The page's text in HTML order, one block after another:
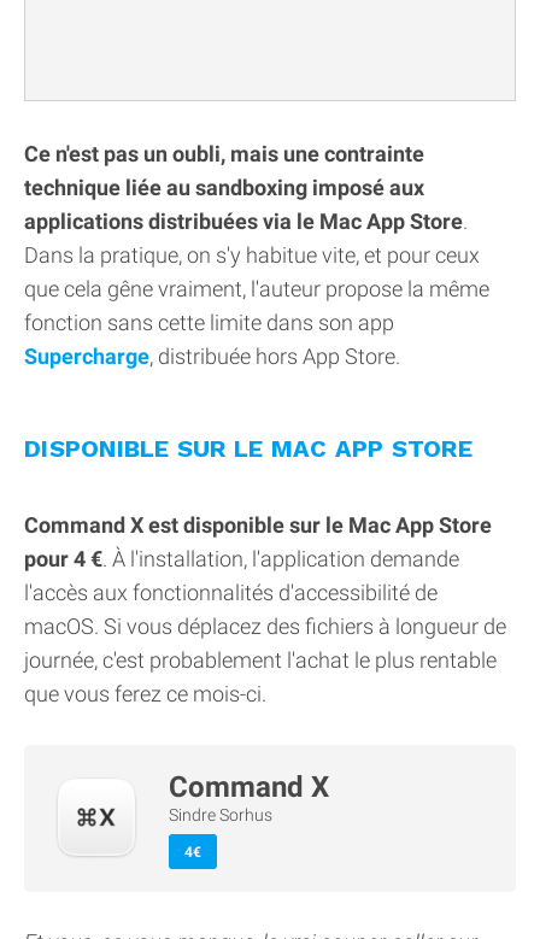
Ce n'est pas un oubli, mais une contrainte
technique liée au sandboxing imposé aux
applications distribuées via le Mac App Store.
Dans la pratique, on s'y habitue vite, et pour ceux
que cela gêne vraiment, l'auteur propose la même
fonction sans cette limite dans son app
Supercharge, distribuée hors App Store.
DISPONIBLE SUR LE MAC APP STORE
Command X est disponible sur le Mac App Store
pour 4 €. À l'installation, l'application demande
l'accès aux fonctionnalités d'accessibilité de
macOS. Si vous déplacez des fichiers à longueur de
journée, c'est probablement l'achat le plus rentable
que vous ferez ce mois-ci.
Command X
Sindre Sorhus
4€